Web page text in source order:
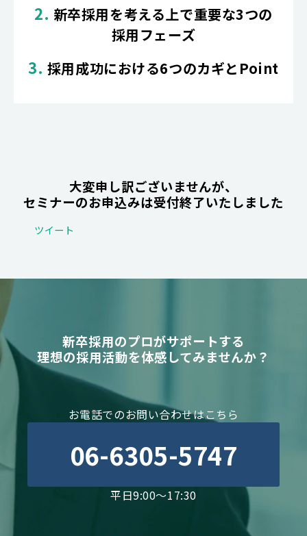
2. 新卒採用を考える上で重要な3つの
採用フェーズ
3. 採用成功における6つのカギとPoint
大変申し訳ございませんが、
セミナーのお申込みは受付終了いたしました
ツイート
新卒採用のプロがサポートする
理想の採用活動を体感してみませんか？
お電話でのお問い合わせはこちら
06-6305-5747
平日9:00～17:30